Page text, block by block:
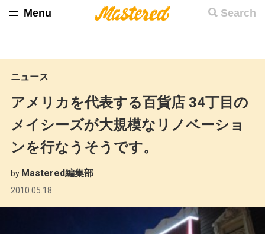
Search
Menu
ニュース
アメリカを代表する百貨店 34丁目の
メイシーズが大規模なリノベーショ
ンを行なうそうです。
by Mastered編集部
2010.05.18